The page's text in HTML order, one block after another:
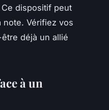
dispositif peut
note. Vérifiez vos
déjà un allié
à un